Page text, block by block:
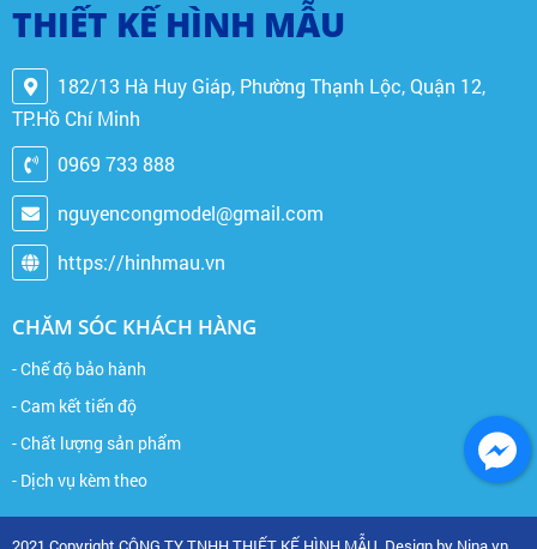
THIẾT KẾ HÌNH MẪU
182/13 Hà Huy Giáp, Phường Thạnh Lộc, Quận 12,
TP.Hồ Chí Minh
0969 733 888
nguyencongmodel@gmail.com
https://hinhmau.vn
CHĂM SÓC KHÁCH HÀNG
- Chế độ bảo hành
- Cam kết tiến độ
- Chất lượng sản phẩm
- Dịch vụ kèm theo